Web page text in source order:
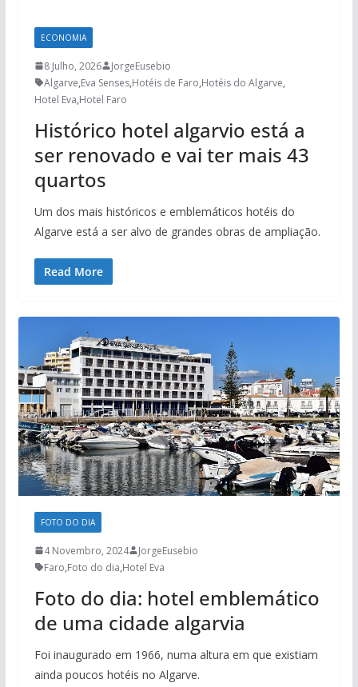
ECONOMIA
8 Julho, 2026
JorgeEusebio
Algarve,Eva Senses,Hotéis de Faro,Hotéis do Algarve,
Hotel Eva,Hotel Faro
Histórico hotel algarvio está a
ser renovado e vai ter mais 43
quartos
Um dos mais históricos e emblemáticos hotéis do
Algarve está a ser alvo de grandes obras de ampliação.
Read More
FOTO DO DIA
4 Novembro, 2024
JorgeEusebio
Faro,Foto do dia,Hotel Eva
Foto do dia: hotel emblemático
de uma cidade algarvia
Foi inaugurado em 1966, numa altura em que existiam
ainda poucos hotéis no Algarve.